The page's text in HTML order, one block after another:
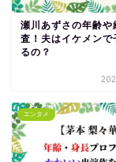
瀬川あずさの年齢や
査！夫はイケメンで
るの？
エンタメ